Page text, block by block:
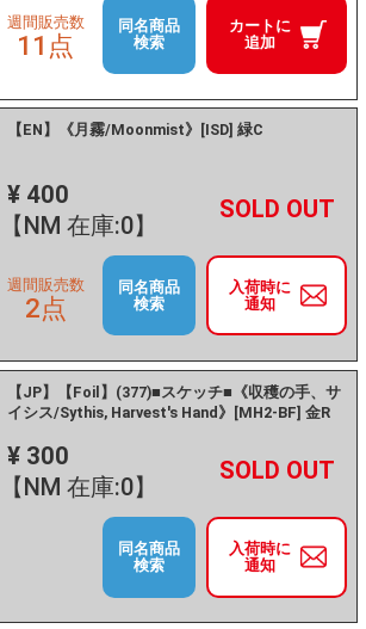
カートに
追加
週間販売数
11点
同名商品
検索
【EN】《月霧/Moonmist》[ISD] 緑C
¥ 400
【NM 在庫:0】
－ +
入荷時に
通知
週間販売数
2点
同名商品
検索
【JP】【Foil】(377)■スケッチ■《収穫の手、サ
イシス/Sythis, Harvest's Hand》[MH2-BF] 金R
¥ 300
【NM 在庫:0】
－ +
入荷時に
通知
同名商品
検索